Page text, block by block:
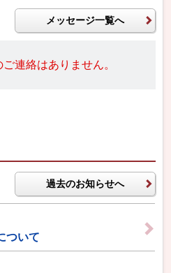
メッセージ一覧へ
連絡はありません。
過去のお知らせへ
ついて